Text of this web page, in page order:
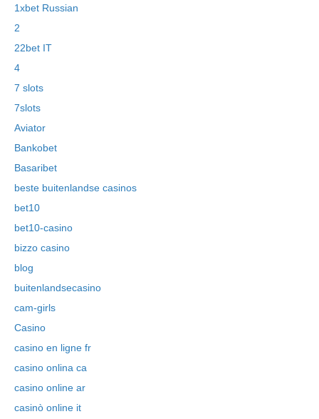
1xbet Russian
2
22bet IT
4
7 slots
7slots
Aviator
Bankobet
Basaribet
beste buitenlandse casinos
bet10
bet10-casino
bizzo casino
blog
buitenlandsecasino
cam-girls
Casino
casino en ligne fr
casino onlina ca
casino online ar
casinò online it